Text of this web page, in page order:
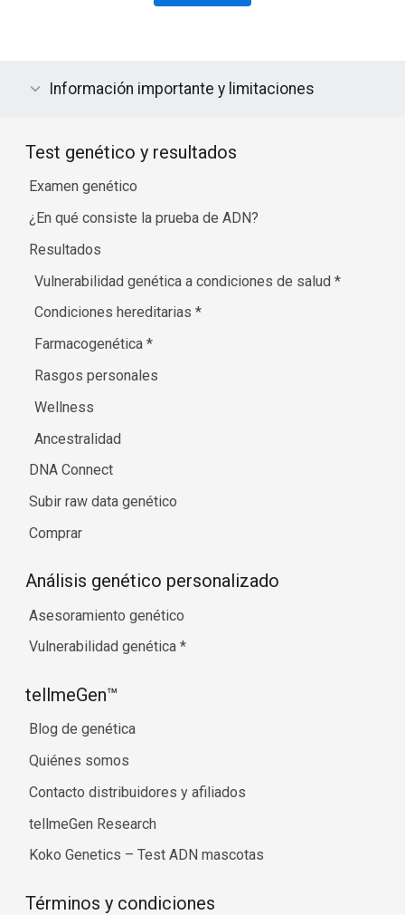
Información importante y limitaciones
Test genético y resultados
Examen genético
¿En qué consiste la prueba de ADN?
Resultados
Vulnerabilidad genética a condiciones de salud*
Condiciones hereditarias*
Farmacogenética*
Rasgos personales
Wellness
Ancestralidad
DNA Connect
Subir raw data genético
Comprar
Análisis genético personalizado
Asesoramiento genético
Vulnerabilidad genética *
tellmeGen™
Blog de genética
Quiénes somos
Contacto distribuidores y afiliados
tellmeGen Research
Koko Genetics – Test ADN mascotas
Términos y condiciones